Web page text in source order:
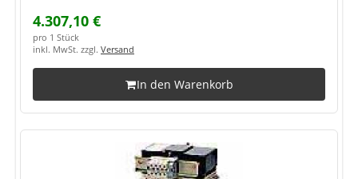
4.307,10 €
pro 1 Stück
inkl. MwSt. zzgl. Versand
In den Warenkorb